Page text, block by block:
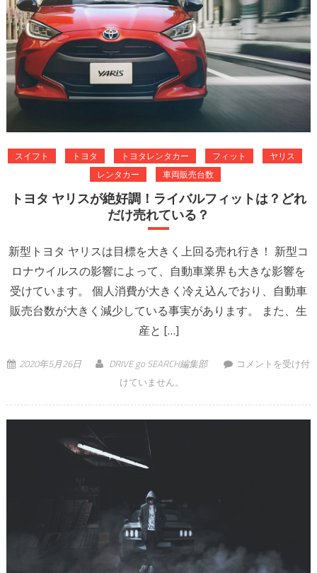
スイフト トヨタ トヨタレンタカー フィット
ヤリス
レンタカー
車両販売台数
トヨタ ヤリスが絶好調！ライバルフィットは？どれ
だけ売れている？
新型トヨタ ヤリスは目標を大きく上回る売れ行き！ 新型コ
ロナウイルスの影響によって、自動車業界も大きな影響を
受けています。 個人消費が大きく冷え込んでおり、自動車
販売台数が大きく減少している事実があります。 また、生
産と […]
2020年5月26日 DRIVE go SEARCH編集部
トヨタ ヤリスが絶
コメントを受け付
けていません。